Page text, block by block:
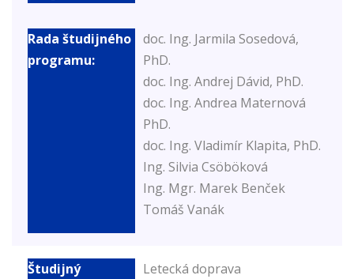
doc. Ing. Jarmila Sosedová,
PhD.
doc. Ing. Andrej Dávid, PhD.
doc. Ing. Andrea Maternová
PhD.
doc. Ing. Vladimír Klapita, PhD.
Ing. Silvia Csöböková
Ing. Mgr. Marek Benček
Tomáš Vanák
Letecká doprava